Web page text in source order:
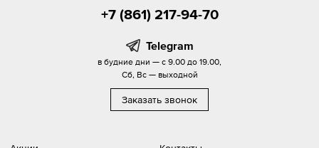
+7 (861) 217-94-70
Telegram
в будние дни — с 9.00 до 19.00,
Сб, Вс — выходной
Заказать звонок